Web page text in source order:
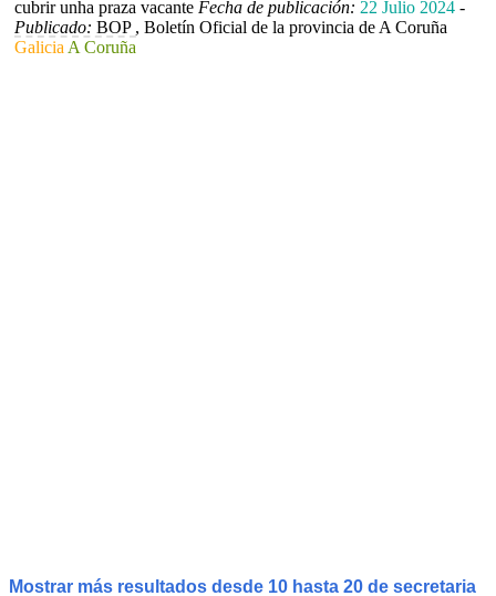
cubrir unha praza vacante Fecha de publicación: 22 Julio 2024 -
Publicado: BOP , Boletín Oficial de la provincia de A Coruña
Galicia A Coruña
Mostrar más resultados desde 10 hasta 20 de secretaria